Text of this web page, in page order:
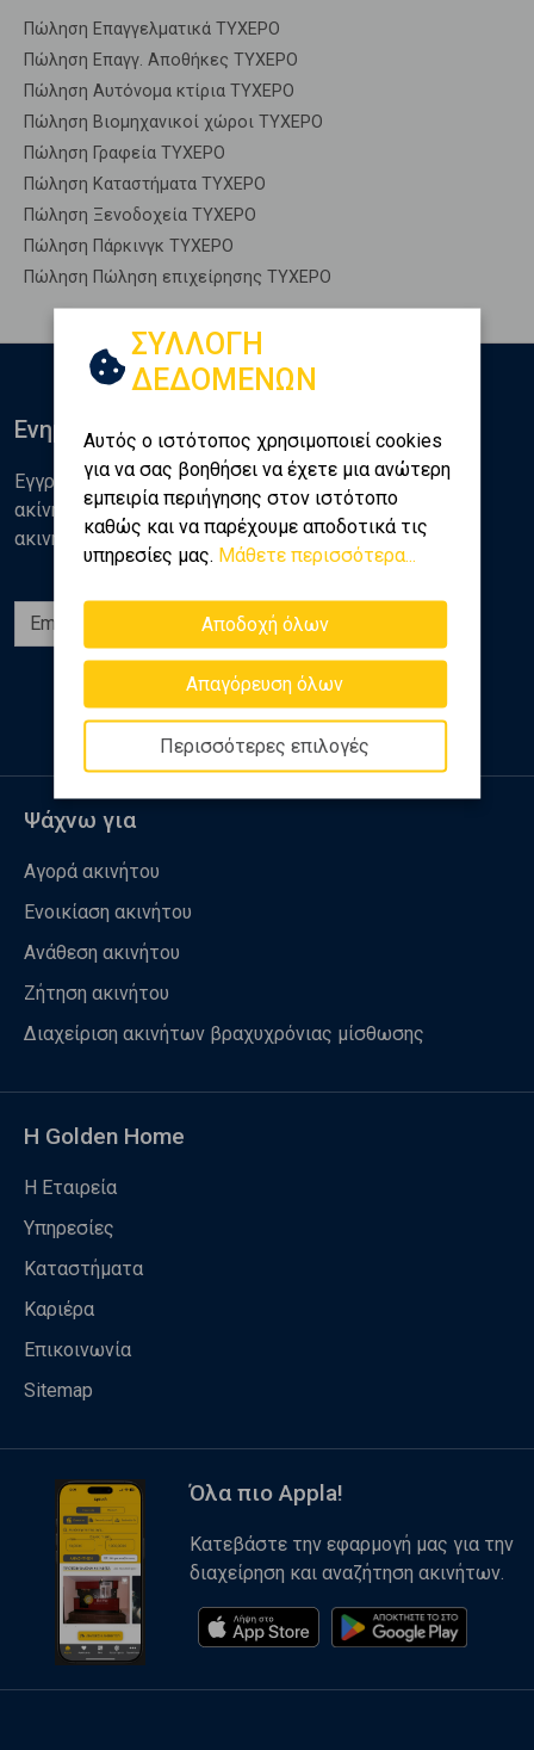
Πώληση Επαγγελματικά ΤΥΧΕΡΟ
Πώληση Επαγγ. Αποθήκες ΤΥΧΕΡΟ
Πώληση Αυτόνομα κτίρια ΤΥΧΕΡΟ
Πώληση Βιομηχανικοί χώροι ΤΥΧΕΡΟ
Πώληση Γραφεία ΤΥΧΕΡΟ
Πώληση Καταστήματα ΤΥΧΕΡΟ
Πώληση Ξενοδοχεία ΤΥΧΕΡΟ
Πώληση Πάρκινγκ ΤΥΧΕΡΟ
Πώληση Πώληση επιχείρησης ΤΥΧΕΡΟ
ΣΥΛΛΟΓΗ
ΔΕΔΟΜΕΝΩΝ
Αυτός ο ιστότοπος χρησιμοποιεί cookies
για να σας βοηθήσει να έχετε μια ανώτερη
εμπειρία περιήγησης στον ιστότοπο
καθώς και να παρέχουμε αποδοτικά τις
υπηρεσίες μας. Μάθετε περισσότερα...
Αποδοχή όλων
Απαγόρευση όλων
Περισσότερες επιλογές
Ενημερωθείτε
Εγγραφείτε στο newsletter της Golden Home για νέα
ακίνητα, αναλύσεις και διάφορα θέματα της αγοράς
ακινήτων
Εγγραφή
Ακολουθήστε μας
Ψάχνω για
Αγορά ακινήτου
Ενοικίαση ακινήτου
Ανάθεση ακινήτου
Ζήτηση ακινήτου
Διαχείριση ακινήτων βραχυχρόνιας μίσθωσης
Η Golden Home
Η Εταιρεία
Υπηρεσίες
Καταστήματα
Καριέρα
Επικοινωνία
Sitemap
Όλα πιο Appla!
Κατεβάστε την εφαρμογή μας για την
διαχείρηση και αναζήτηση ακινήτων.